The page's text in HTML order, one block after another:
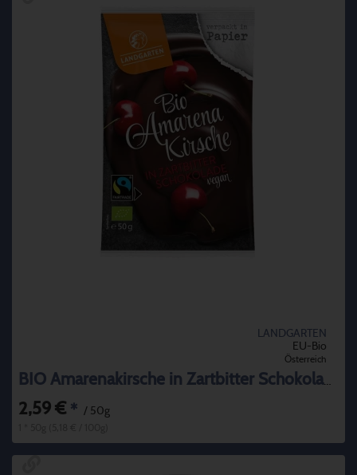
LANDGARTEN
EU-Bio
Österreich
BIO Amarenakirsche in Zartbitter Schokolade
2,59 € * / 50g